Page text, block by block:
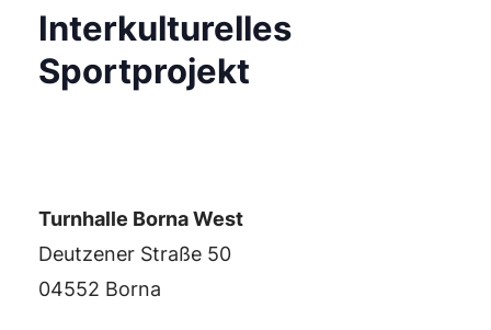
Interkulturelles
Sportprojekt
Turnhalle Borna West
Deutzener Straße 50
04552 Borna